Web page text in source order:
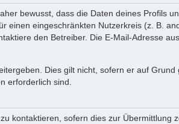
bewusst, dass die Daten deines Profils
eingeschränkten Nutzerkreis (z. B.
den Betreiber. Die E-Mail-Adresse
Dies gilt nicht, sofern er auf
erforderlich sind.
kontaktieren, sofern dies zur Übermittlung